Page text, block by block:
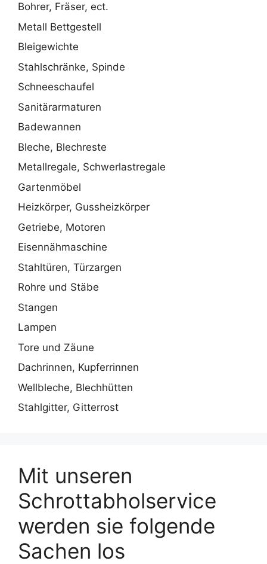
Bohrer, Fräser, ect.
Metall Bettgestell
Bleigewichte
Stahlschränke, Spinde
Schneeschaufel
Sanitärarmaturen
Badewannen
Bleche, Blechreste
Metallregale, Schwerlastregale
Gartenmöbel
Heizkörper, Gussheizkörper
Getriebe, Motoren
Eisennähmaschine
Stahltüren, Türzargen
Rohre und Stäbe
Stangen
Lampen
Tore und Zäune
Dachrinnen, Kupferrinnen
Wellbleche, Blechhütten
Stahlgitter, Gitterrost
Mit unseren
Schrottabholservice
werden sie folgende
Sachen los